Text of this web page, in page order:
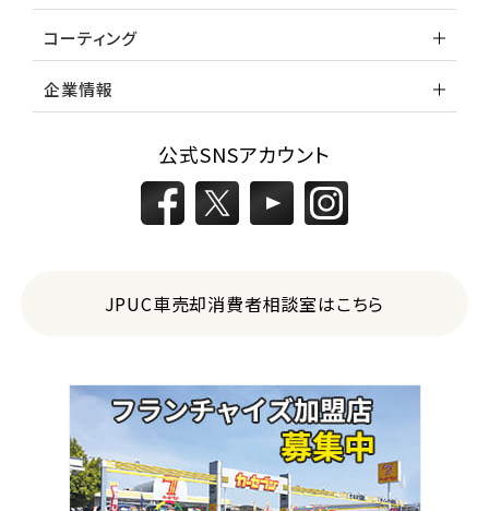
コーティング
企業情報
公式SNSアカウント
JPUC車売却消費者相談室はこちら